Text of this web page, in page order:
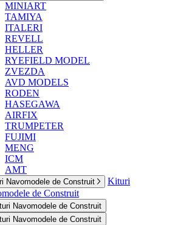
MINIART
TAMIYA
ITALERI
REVELL
HELLER
RYEFIELD MODEL
ZVEZDA
AVD MODELS
RODEN
HASEGAWA
AIRFIX
TRUMPETER
FUJIMI
MENG
ICM
AMT
Navomodele de Construit
Kituri
de Construit
Navomodele de Construit
Navomodele de Construit